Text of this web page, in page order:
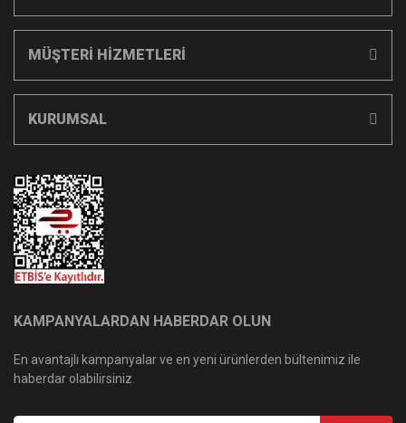
MÜŞTERİ HİZMETLERİ
KURUMSAL
KAMPANYALARDAN HABERDAR OLUN
En avantajlı kampanyalar ve en yeni ürünlerden bültenimiz ile
haberdar olabilirsiniz.